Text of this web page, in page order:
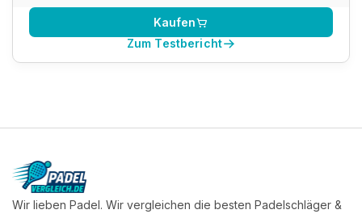
Kaufen
Zum Testbericht
Wir lieben Padel. Wir vergleichen die besten Padelschläger &